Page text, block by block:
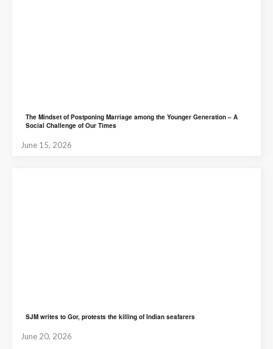
The Mindset of Postponing Marriage among the Younger Generation – A
Social Challenge of Our Times
June 15, 2026
SJM writes to Gor, protests the killing of Indian seafarers
June 20, 2026